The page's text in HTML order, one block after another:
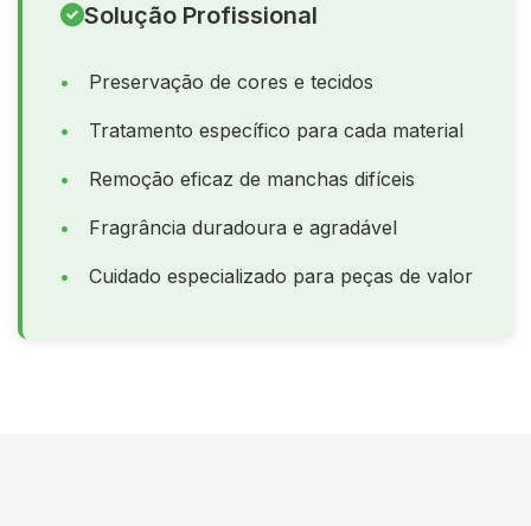
Solução Profissional
Preservação de cores e tecidos
Tratamento específico para cada material
Remoção eficaz de manchas difíceis
Fragrância duradoura e agradável
Cuidado especializado para peças de valor